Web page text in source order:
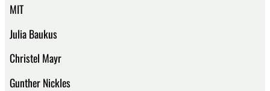
MIT
Julia Baukus
Christel Mayr
Gunther Nickles